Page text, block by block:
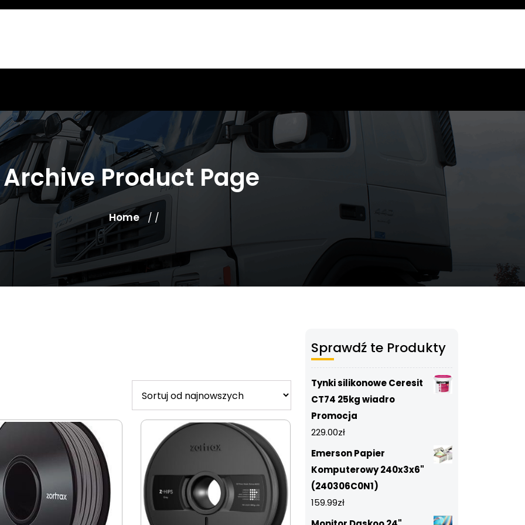
Archive Product Page
Home / /
Sprawdź te Produkty
Tynki silikonowe Ceresit
CT74 25kg wiadro
Promocja
229.00zł
Emerson Papier
Komputerowy 240x3x6"
(240306C0N1)
159.99zł